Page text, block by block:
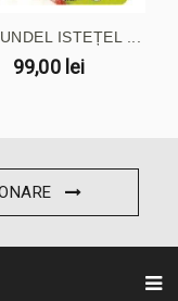
ISTEȚEL ...
99,00 lei